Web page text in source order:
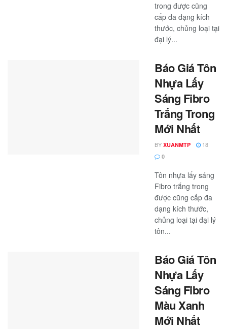
trong được cũng
cấp đa dạng kích
thước, chủng loại tại
đại lý...
Báo Giá Tôn
Nhựa Lấy
Sáng Fibro
Trắng Trong
Mới Nhất
BY XUANMTP 18
0
Tôn nhựa lấy sáng
Fibro trắng trong
được cũng cấp đa
dạng kích thước,
chủng loại tại đại lý
tôn...
Báo Giá Tôn
Nhựa Lấy
Sáng Fibro
Màu Xanh
Mới Nhất